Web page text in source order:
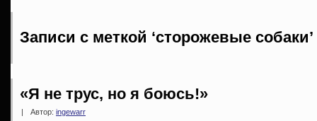
Записи с меткой ‘сторожевые собаки’
«Я не трус, но я боюсь!»
Автор: ingewarr